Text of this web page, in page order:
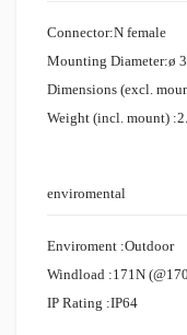
Connector:N female
Mounting Diameter:ø
Dimensions (excl.
Weight (incl. mount) :
enviromental
Enviroment :Outdoor
Windload :171N
IP Rating :IP64